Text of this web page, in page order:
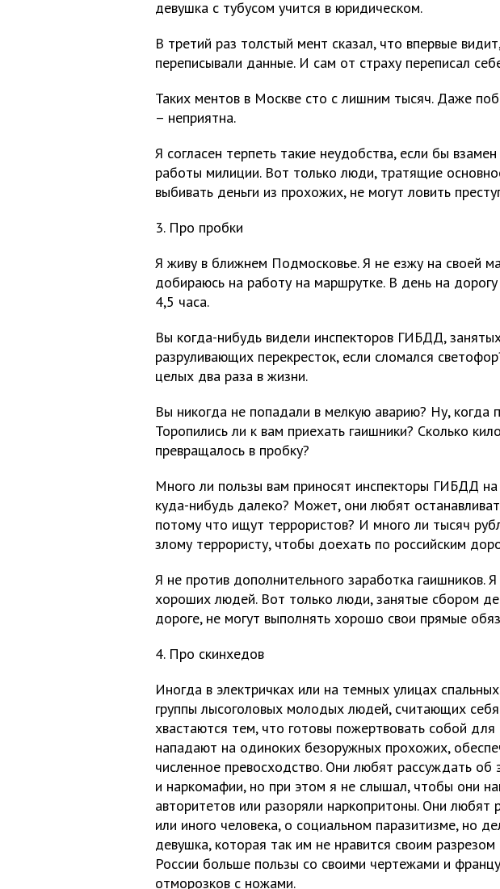
девушка с тубусом учится в юридическом.
В третий раз толстый мент сказал, что впервые
переписывали данные. И сам от страху переписал
Таких ментов в Москве сто с лишним тысяч. Даже
– неприятна.
Я согласен терпеть такие неудобства, если бы
работы милиции. Вот только люди, тратящие
выбивать деньги из прохожих, не могут ловить
3. Про пробки
Я живу в ближнем Подмосковье. Я не езжу на своей
добираюсь на работу на маршрутке. В день на
4,5 часа.
Вы когда-нибудь видели инспекторов ГИБДД,
разруливающих перекресток, если сломался
целых два раза в жизни.
Вы никогда не попадали в мелкую аварию? Ну, когда
Торопились ли к вам приехать гаишники? Сколько
превращалось в пробку?
Много ли пользы вам приносят инспекторы ГИБДД на
куда-нибудь далеко? Может, они любят
потому что ищут террористов? И много ли тысяч
злому террористу, чтобы доехать по российским
Я не против дополнительного заработка гаишников.
хороших людей. Вот только люди, занятые сбором
дороге, не могут выполнять хорошо свои прямые
4. Про скинхедов
Иногда в электричках или на темных улицах
группы лысоголовых молодых людей, считающих
хвастаются тем, что готовы пожертвовать собой для
нападают на одиноких безоружных прохожих,
численное превосходство. Они любят рассуждать об
и наркомафии, но при этом я не слышал, чтобы они
авторитетов или разоряли наркопритоны. Они любят
или иного человека, о социальном паразитизме, но
девушка, которая так им не нравится своим разрезом
России больше пользы со своими чертежами и
отморозков с ножами.